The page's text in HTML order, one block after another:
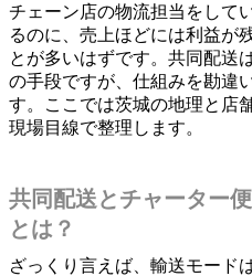
チェーン店の物流担当をして
るのに、売上ほどには利益が
とが多いはずです。共同配送
の手段ですが、仕組みを勘違
す。ここでは茨城の地理と店
現場目線で整理します。
共同配送とチャーター
とは？
ざっくり言えば、輸送モード